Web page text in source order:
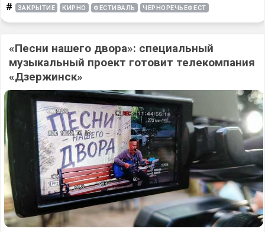
# ЗАКРЫТИЕ КИРНО ФЕСТИВАЛЬ ЧЕРНОРЕЧЬЕФЕСТ
«Песни нашего двора»: специальный
музыкальный проект готовит телекомпания
«Дзержинск»